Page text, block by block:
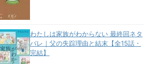
わたしは家族がわからない 最終回ネタ
バレ｜父の失踪理由と結末【全15話・
完結】